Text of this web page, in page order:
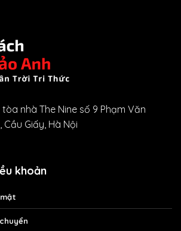
tòa nhà The Nine số 9 Phạm Văn
Giấy, Hà Nội
khoản